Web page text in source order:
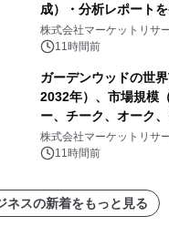
成）・分析レポート
株式会社マーケットリサ
11時間前
ガーデンウッドの世
2032年）、市場規模
ー、チーク、オーク
レポートを発表
株式会社マーケットリサ
11時間前
ネスの新着をもっと見る